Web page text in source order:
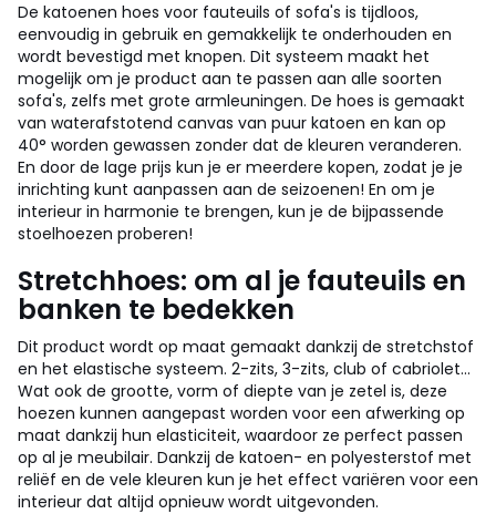
De katoenen hoes voor fauteuils of sofa's is tijdloos,
eenvoudig in gebruik en gemakkelijk te onderhouden en
wordt bevestigd met knopen. Dit systeem maakt het
mogelijk om je product aan te passen aan alle soorten
sofa's, zelfs met grote armleuningen. De hoes is gemaakt
van waterafstotend canvas van puur katoen en kan op
40° worden gewassen zonder dat de kleuren veranderen.
En door de lage prijs kun je er meerdere kopen, zodat je je
inrichting kunt aanpassen aan de seizoenen! En om je
interieur in harmonie te brengen, kun je de bijpassende
stoelhoezen proberen!
Stretchhoes: om al je fauteuils en
banken te bedekken
Dit product wordt op maat gemaakt dankzij de stretchstof
en het elastische systeem. 2-zits, 3-zits, club of cabriolet...
Wat ook de grootte, vorm of diepte van je zetel is, deze
hoezen kunnen aangepast worden voor een afwerking op
maat dankzij hun elasticiteit, waardoor ze perfect passen
op al je meubilair. Dankzij de katoen- en polyesterstof met
reliëf en de vele kleuren kun je het effect variëren voor een
interieur dat altijd opnieuw wordt uitgevonden.